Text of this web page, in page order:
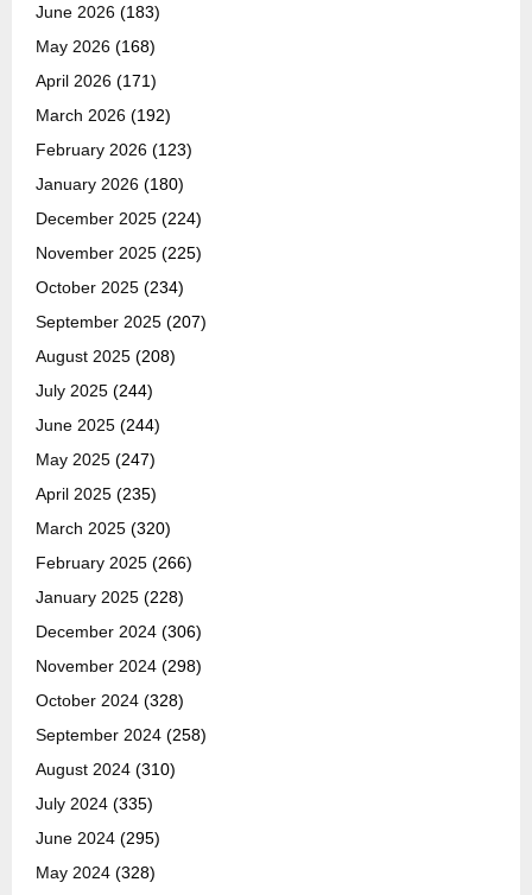
June 2026 (183)
May 2026 (168)
April 2026 (171)
March 2026 (192)
February 2026 (123)
January 2026 (180)
December 2025 (224)
November 2025 (225)
October 2025 (234)
September 2025 (207)
August 2025 (208)
July 2025 (244)
June 2025 (244)
May 2025 (247)
April 2025 (235)
March 2025 (320)
February 2025 (266)
January 2025 (228)
December 2024 (306)
November 2024 (298)
October 2024 (328)
September 2024 (258)
August 2024 (310)
July 2024 (335)
June 2024 (295)
May 2024 (328)